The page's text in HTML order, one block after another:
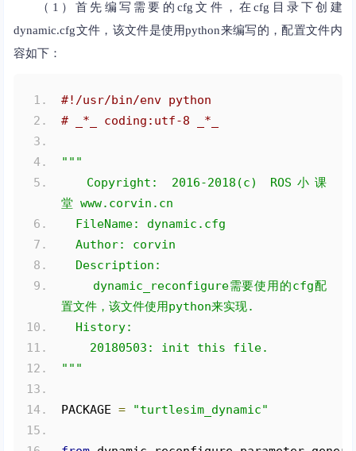
（1）首先编写需要的cfg文件，在cfg目录下创建
dynamic.cfg文件，该文件是使用python来编写的，配置文件内
容如下：
#!/usr/bin/env python
# _*_ coding:utf-8 _*_
"""
Copyright: 2016-2018(c) ROS小课
堂 www.corvin.cn
FileName: dynamic.cfg
Author: corvin
Description:
dynamic_reconfigure需要使用的cfg配
置文件，该文件使用python来实现.
History:
20180503: init this file.
"""
PACKAGE = "turtlesim_dynamic"